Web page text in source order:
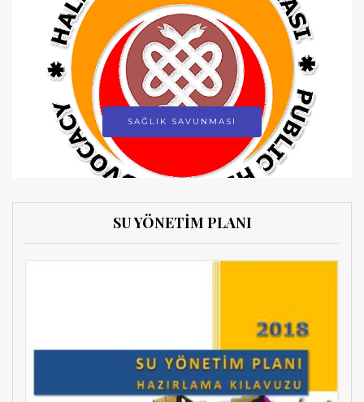
SAĞLIK SAVUNMASI
SU YÖNETİM PLANI